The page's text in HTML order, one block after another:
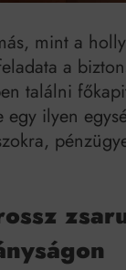
mint a
a
találni
ilyen